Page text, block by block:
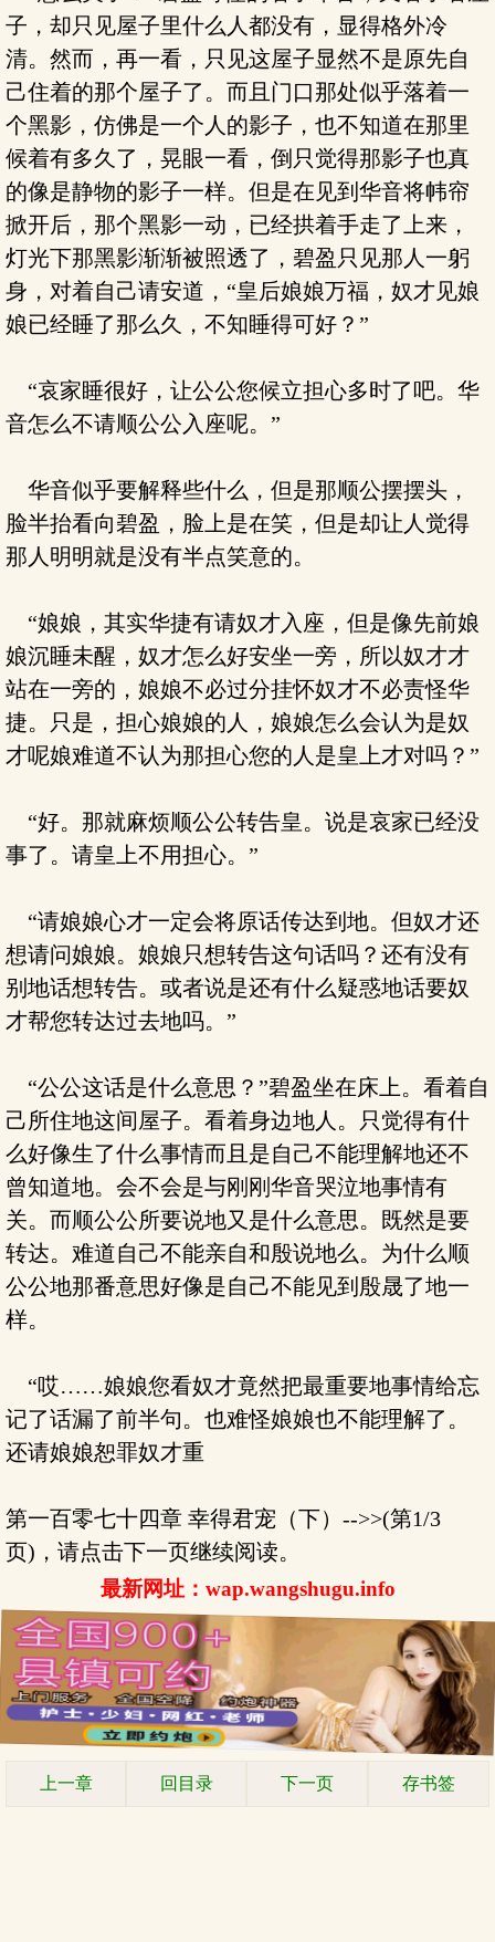
子，却只见屋子里什么人都没有，显得格外冷
清。然而，再一看，只见这屋子显然不是原先自
己住着的那个屋子了。而且门口那处似乎落着一
个黑影，仿佛是一个人的影子，也不知道在那里
候着有多久了，晃眼一看，倒只觉得那影子也真
的像是静物的影子一样。但是在见到华音将帏帘
掀开后，那个黑影一动，已经拱着手走了上来，
灯光下那黑影渐渐被照透了，碧盈只见那人一躬
身，对着自己请安道，“皇后娘娘万福，奴才见娘
娘已经睡了那么久，不知睡得可好？”
“哀家睡很好，让公公您候立担心多时了吧。华
音怎么不请顺公公入座呢。”
华音似乎要解释些什么，但是那顺公摆摆头，
脸半抬看向碧盈，脸上是在笑，但是却让人觉得
那人明明就是没有半点笑意的。
“娘娘，其实华捷有请奴才入座，但是像先前娘
娘沉睡未醒，奴才怎么好安坐一旁，所以奴才才
站在一旁的，娘娘不必过分挂怀奴才不必责怪华
捷。只是，担心娘娘的人，娘娘怎么会认为是奴
才呢娘难道不认为那担心您的人是皇上才对吗？”
“好。那就麻烦顺公公转告皇。说是哀家已经没
事了。请皇上不用担心。”
“请娘娘心才一定会将原话传达到地。但奴才还
想请问娘娘。娘娘只想转告这句话吗？还有没有
别地话想转告。或者说是还有什么疑惑地话要奴
才帮您转达过去地吗。”
“公公这话是什么意思？”碧盈坐在床上。看着自
己所住地这间屋子。看着身边地人。只觉得有什
么好像生了什么事情而且是自己不能理解地还不
曾知道地。会不会是与刚刚华音哭泣地事情有
关。而顺公公所要说地又是什么意思。既然是要
转达。难道自己不能亲自和殷说地么。为什么顺
公公地那番意思好像是自己不能见到殷晟了地一
样。
“哎……娘娘您看奴才竟然把最重要地事情给忘
记了话漏了前半句。也难怪娘娘也不能理解了。
还请娘娘恕罪奴才重
第一百零七十四章 幸得君宠（下）-->>(第1/3
页)，请点击下一页继续阅读。
最新网址：wap.wangshugu.info
上一章 回目录 下一页 存书签